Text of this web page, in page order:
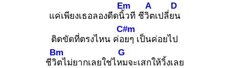
แค่เพียงเธอลองดีดนิ้ว
Em
ที ชีวิต
A
เปลี่ยน
D
ติดขัดที่ตรงไหน ค่อย
C#m
ๆ เป็นค่อยไป
ชีวิต
Bm
ไม่ยากเลยใช่ไหม
G
จะเสกให้วิ้งเลย